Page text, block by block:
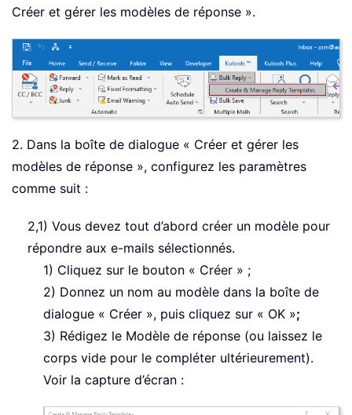
Créer et gérer les modèles de réponse ».
2. Dans la boîte de dialogue « Créer et gérer les
modèles de réponse », configurez les paramètres
comme suit :
2,1) Vous devez tout d’abord créer un modèle pour
répondre aux e-mails sélectionnés.
1) Cliquez sur le bouton « Créer » ;
2) Donnez un nom au modèle dans la boîte de
dialogue « Créer », puis cliquez sur « OK »;
3) Rédigez le Modèle de réponse (ou laissez le
corps vide pour le compléter ultérieurement).
Voir la capture d’écran :